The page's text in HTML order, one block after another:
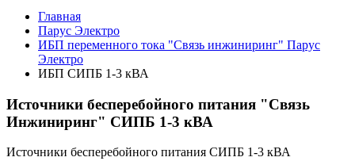
Главная
Парус Электро
ИБП переменного тока "Связь инжиниринг" Парус
Электро
ИБП СИПБ 1-3 кВА
Источники бесперебойного питания "Связь
Инжиниринг" СИПБ 1-3 кВА
Источники бесперебойного питания СИПБ 1-3 кВА